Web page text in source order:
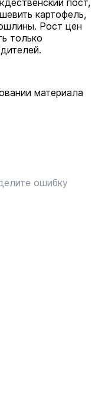
пост,
картофель,
Рост цен
только
материала
ошибку